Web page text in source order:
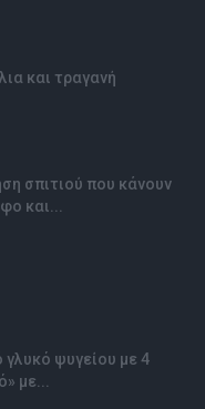
και τραγανή
σπιτιού που κάνουν
και...
ψυγείου με 4
με...